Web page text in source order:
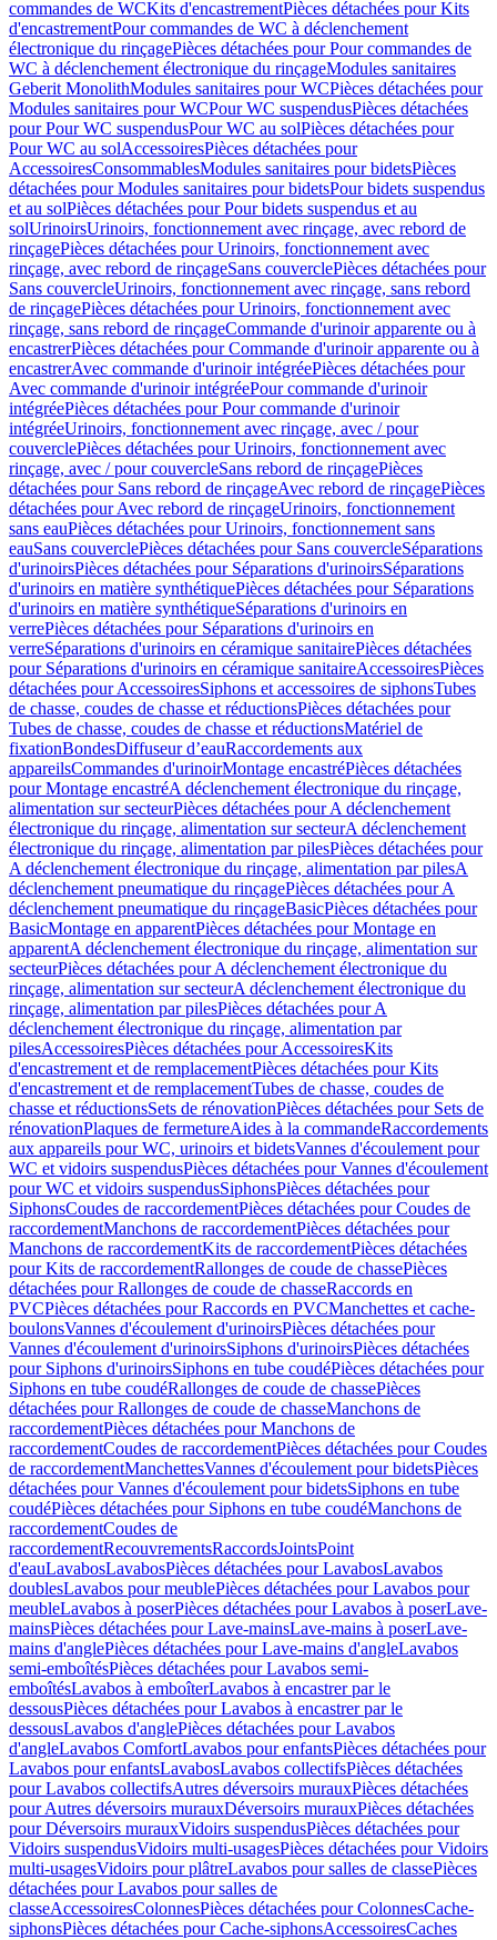
commandes de WCKits d'encastrementPièces détachées pour Kits
d'encastrementPour commandes de WC à déclenchement
électronique du rinçagePièces détachées pour Pour commandes de
WC à déclenchement électronique du rinçageModules sanitaires
Geberit MonolithModules sanitaires pour WCPièces détachées pour
Modules sanitaires pour WCPour WC suspendusPièces détachées
pour Pour WC suspendusPour WC au solPièces détachées pour
Pour WC au solAccessoiresPièces détachées pour
AccessoiresConsommablesModules sanitaires pour bidetsPièces
détachées pour Modules sanitaires pour bidetsPour bidets suspendus
et au solPièces détachées pour Pour bidets suspendus et au
solUrinoirsUrinoirs, fonctionnement avec rinçage, avec rebord de
rinçagePièces détachées pour Urinoirs, fonctionnement avec
rinçage, avec rebord de rinçageSans couverclePièces détachées pour
Sans couvercleUrinoirs, fonctionnement avec rinçage, sans rebord
de rinçagePièces détachées pour Urinoirs, fonctionnement avec
rinçage, sans rebord de rinçageCommande d'urinoir apparente ou à
encastrerPièces détachées pour Commande d'urinoir apparente ou à
encastrerAvec commande d'urinoir intégréePièces détachées pour
Avec commande d'urinoir intégréePour commande d'urinoir
intégréePièces détachées pour Pour commande d'urinoir
intégréeUrinoirs, fonctionnement avec rinçage, avec / pour
couverclePièces détachées pour Urinoirs, fonctionnement avec
rinçage, avec / pour couvercleSans rebord de rinçagePièces
détachées pour Sans rebord de rinçageAvec rebord de rinçagePièces
détachées pour Avec rebord de rinçageUrinoirs, fonctionnement
sans eauPièces détachées pour Urinoirs, fonctionnement sans
eauSans couverclePièces détachées pour Sans couvercleSéparations
d'urinoirsPièces détachées pour Séparations d'urinoirsSéparations
d'urinoirs en matière synthétiquePièces détachées pour Séparations
d'urinoirs en matière synthétiqueSéparations d'urinoirs en
verrePièces détachées pour Séparations d'urinoirs en
verreSéparations d'urinoirs en céramique sanitairePièces détachées
pour Séparations d'urinoirs en céramique sanitaireAccessoiresPièces
détachées pour AccessoiresSiphons et accessoires de siphonsTubes
de chasse, coudes de chasse et réductionsPièces détachées pour
Tubes de chasse, coudes de chasse et réductionsMatériel de
fixationBondesDiffuseur d’eauRaccordements aux
appareilsCommandes d'urinoirMontage encastréPièces détachées
pour Montage encastréA déclenchement électronique du rinçage,
alimentation sur secteurPièces détachées pour A déclenchement
électronique du rinçage, alimentation sur secteurA déclenchement
électronique du rinçage, alimentation par pilesPièces détachées pour
A déclenchement électronique du rinçage, alimentation par pilesA
déclenchement pneumatique du rinçagePièces détachées pour A
déclenchement pneumatique du rinçageBasicPièces détachées pour
BasicMontage en apparentPièces détachées pour Montage en
apparentA déclenchement électronique du rinçage, alimentation sur
secteurPièces détachées pour A déclenchement électronique du
rinçage, alimentation sur secteurA déclenchement électronique du
rinçage, alimentation par pilesPièces détachées pour A
déclenchement électronique du rinçage, alimentation par
pilesAccessoiresPièces détachées pour AccessoiresKits
d'encastrement et de remplacementPièces détachées pour Kits
d'encastrement et de remplacementTubes de chasse, coudes de
chasse et réductionsSets de rénovationPièces détachées pour Sets de
rénovationPlaques de fermetureAides à la commandeRaccordements
aux appareils pour WC, urinoirs et bidetsVannes d'écoulement pour
WC et vidoirs suspendusPièces détachées pour Vannes d'écoulement
pour WC et vidoirs suspendusSiphonsPièces détachées pour
SiphonsCoudes de raccordementPièces détachées pour Coudes de
raccordementManchons de raccordementPièces détachées pour
Manchons de raccordementKits de raccordementPièces détachées
pour Kits de raccordementRallonges de coude de chassePièces
détachées pour Rallonges de coude de chasseRaccords en
PVCPièces détachées pour Raccords en PVCManchettes et cache-
boulonsVannes d'écoulement d'urinoirsPièces détachées pour
Vannes d'écoulement d'urinoirsSiphons d'urinoirsPièces détachées
pour Siphons d'urinoirsSiphons en tube coudéPièces détachées pour
Siphons en tube coudéRallonges de coude de chassePièces
détachées pour Rallonges de coude de chasseManchons de
raccordementPièces détachées pour Manchons de
raccordementCoudes de raccordementPièces détachées pour Coudes
de raccordementManchettesVannes d'écoulement pour bidetsPièces
détachées pour Vannes d'écoulement pour bidetsSiphons en tube
coudéPièces détachées pour Siphons en tube coudéManchons de
raccordementCoudes de
raccordementRecouvrementsRaccordsJointsPoint
d'eauLavabosLavabosPièces détachées pour LavabosLavabos
doublesLavabos pour meublePièces détachées pour Lavabos pour
meubleLavabos à poserPièces détachées pour Lavabos à poserLave-
mainsPièces détachées pour Lave-mainsLave-mains à poserLave-
mains d'anglePièces détachées pour Lave-mains d'angleLavabos
semi-emboîtésPièces détachées pour Lavabos semi-
emboîtésLavabos à emboîterLavabos à encastrer par le
dessousPièces détachées pour Lavabos à encastrer par le
dessousLavabos d'anglePièces détachées pour Lavabos
d'angleLavabos ComfortLavabos pour enfantsPièces détachées pour
Lavabos pour enfantsLavabosLavabos collectifsPièces détachées
pour Lavabos collectifsAutres déversoirs murauxPièces détachées
pour Autres déversoirs murauxDéversoirs murauxPièces détachées
pour Déversoirs murauxVidoirs suspendusPièces détachées pour
Vidoirs suspendusVidoirs multi-usagesPièces détachées pour Vidoirs
multi-usagesVidoirs pour plâtreLavabos pour salles de classePièces
détachées pour Lavabos pour salles de
classeAccessoiresColonnesPièces détachées pour ColonnesCache-
siphonsPièces détachées pour Cache-siphonsAccessoiresCaches